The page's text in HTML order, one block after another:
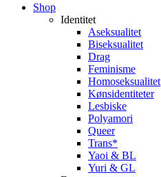
Close
Shop
Identitet
Aseksualitet
Biseksualitet
Drag
Feminisme
Homoseksualitet
Kønsidentiteter
Lesbiske
Polyamori
Queer
Trans*
Yaoi & BL
Yuri & GL